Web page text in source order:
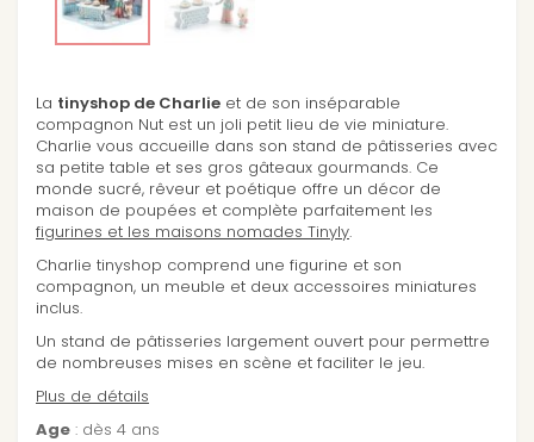
La tinyshop de Charlie et de son inséparable
compagnon Nut est un joli petit lieu de vie miniature.
Charlie vous accueille dans son stand de pâtisseries avec
sa petite table et ses gros gâteaux gourmands. Ce
monde sucré, rêveur et poétique offre un décor de
maison de poupées et complète parfaitement les
figurines et les maisons nomades Tinyly.
Charlie tinyshop comprend une figurine et son
compagnon, un meuble et deux accessoires miniatures
inclus.
Un stand de pâtisseries largement ouvert pour permettre
de nombreuses mises en scène et faciliter le jeu.
Plus de détails
Age : dès 4 ans